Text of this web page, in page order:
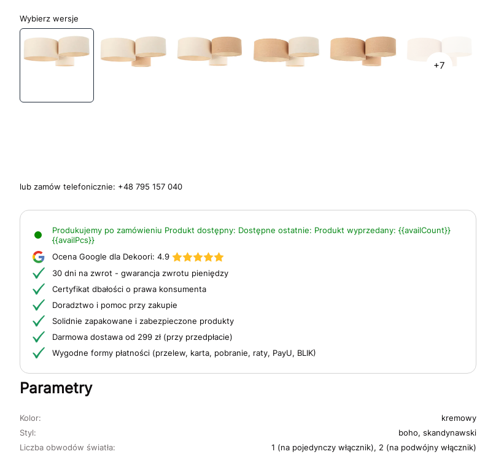
wersje
+7
lub zamów telefonicznie: +48 795 157 040
Produkujemy po zamówieniu Produkt dostępny: Dostępne ostatnie: Produkt wyprzedany: {{availCount}}
{{availPcs}}
Ocena Google dla Dekoori: 4.9
30 dni na zwrot - gwarancja zwrotu pieniędzy
Certyfikat dbałości o prawa konsumenta
Doradztwo i pomoc przy zakupie
Solidnie zapakowane i zabezpieczone produkty
Darmowa dostawa od 299 zł (przy przedpłacie)
Wygodne formy płatności (przelew, karta, pobranie, raty, PayU, BLIK)
Parametry
Kolor: kremowy
Styl:
boho, skandynawski
Liczba obwodów światła:
1 (na pojedynczy włącznik), 2 (na podwójny włącznik)